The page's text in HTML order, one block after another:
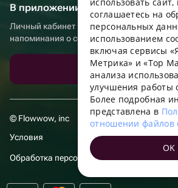
В приложении еще удобнее!
Личный кабинет получателя, больше
напоминания о событиях
Скачать приложение
© Flowwow, inc
Условия
Обработка персональных данных
соглашаетесь на
персональных
использованием
включая сервисы
Метрика» и «Top
анализа
улучшения работы
Более подробная
представлена в
отношении файлов
OK